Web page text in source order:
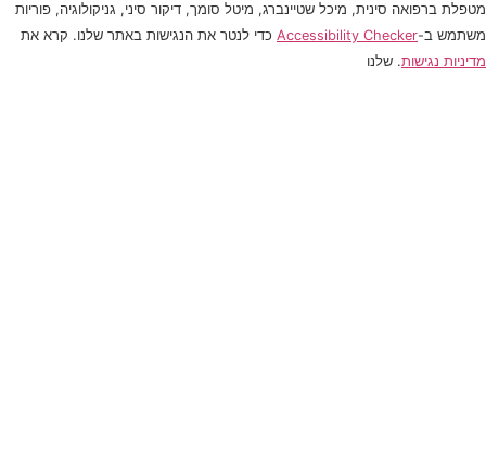
מטפלת ברפואה סינית, מיכל שטיינברג, מיטל סומך, דיקור סיני, גניקולוגיה, פוריות
משתמש ב-Accessibility Checker כדי לנטר את הנגישות באתר שלנו. קרא את
מדיניות נגישות. שלנו